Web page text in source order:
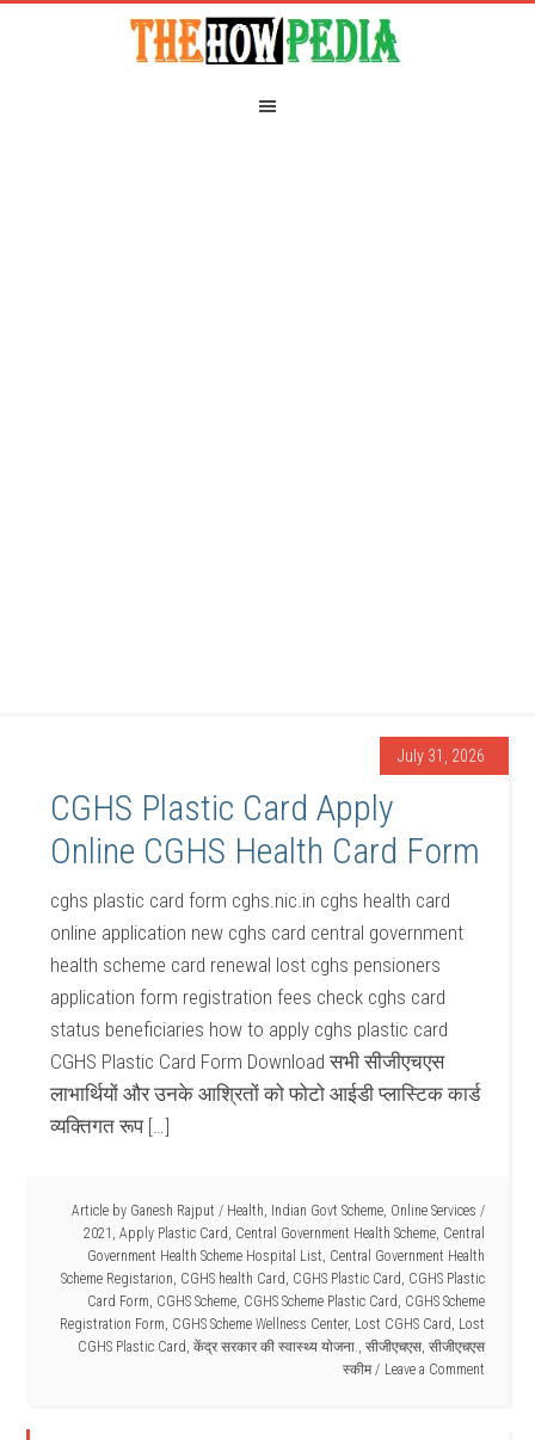
July 31, 2026
CGHS Plastic Card Apply
Online CGHS Health Card Form
cghs plastic card form cghs.nic.in cghs health card
online application new cghs card central government
health scheme card renewal lost cghs pensioners
application form registration fees check cghs card
status beneficiaries how to apply cghs plastic card
CGHS Plastic Card Form Download सभी सीजीएचएस
लाभार्थियों और उनके आश्रितों को फोटो आईडी प्लास्टिक कार्ड
व्यक्तिगत रूप […]
Article by Ganesh Rajput / Health, Indian Govt Scheme, Online Services /
2021 , Apply Plastic Card, Central Government Health Scheme, Central
Government Health Scheme Hospital List, Central Government Health
Scheme Registarion, CGHS health Card, CGHS Plastic Card, CGHS Plastic
Card Form, CGHS Scheme, CGHS Scheme Plastic Card, CGHS Scheme
Registration Form, CGHS Scheme Wellness Center, Lost CGHS Card, Lost
CGHS Plastic Card, केंद्र सरकार की स्वास्थ्य योजना., सीजीएचएस, सीजीएचएस
स्कीम
Leave a Comment